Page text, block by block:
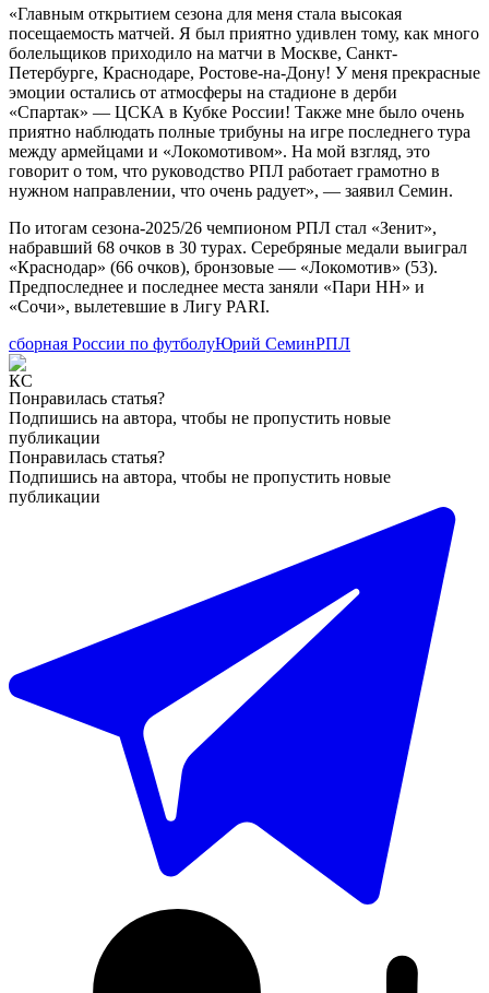
«Главным открытием сезона для меня стала высокая
посещаемость матчей. Я был приятно удивлен тому, как много
болельщиков приходило на матчи в Москве, Санкт-
Петербурге, Краснодаре, Ростове-на-Дону! У меня прекрасные
эмоции остались от атмосферы на стадионе в дерби
«Спартак» — ЦСКА в Кубке России! Также мне было очень
приятно наблюдать полные трибуны на игре последнего тура
между армейцами и «Локомотивом». На мой взгляд, это
говорит о том, что руководство РПЛ работает грамотно в
нужном направлении, что очень радует», — заявил Семин.
По итогам сезона-2025/26 чемпионом РПЛ стал «Зенит»,
набравший 68 очков в 30 турах. Серебряные медали выиграл
«Краснодар» (66 очков), бронзовые — «Локомотив» (53).
Предпоследнее и последнее места заняли «Пари НН» и
«Сочи», вылетевшие в Лигу PARI.
сборная России по футболуЮрий СеминРПЛ
Понравилась статья?
Подпишись на автора, чтобы не пропустить новые
публикации
Понравилась статья?
Подпишись на автора, чтобы не пропустить новые
публикации